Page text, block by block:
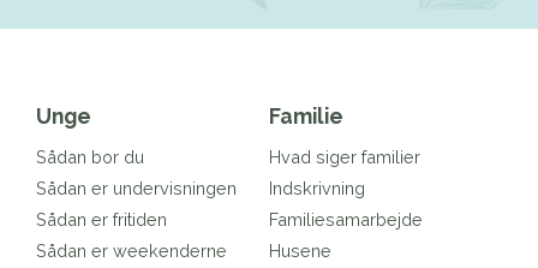
Unge
Sådan bor du
Sådan er undervisningen
Sådan er fritiden
Sådan er weekenderne
Familie
Hvad siger familier
Indskrivning
Familiesamarbejde
Husene